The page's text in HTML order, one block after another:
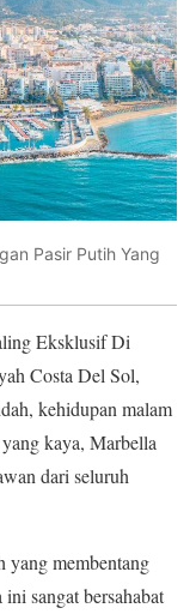
Pasir Putih Yang
Eksklusif Di
Costa Del Sol,
kehidupan malam
kaya, Marbella
dari seluruh
yang membentang
sangat bersahabat